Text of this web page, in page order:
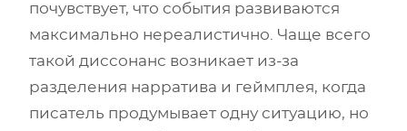
почувствует, что события развиваются
максимально нереалистично. Чаще всего
такой диссонанс возникает из-за
разделения нарратива и геймплея, когда
писатель продумывает одну ситуацию, но